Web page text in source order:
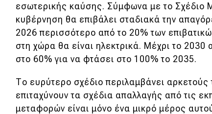
Τεχνολογία
Ασφάλεια
Αγορά
Απόψεις
Test Drive
εσωτερικής καύσης. Σύμφωνα με το Σχέδιο
κυβέρνηση θα επιβάλει σταδιακά την
2026 περισσότερο από το 20% των
στη χώρα θα είναι ηλεκτρικά. Μέχρι το
στο 60% για να φτάσει στο 100% το 2035.
Το ευρύτερο σχέδιο περιλαμβάνει
επιταχύνουν τα σχέδια απαλλαγής από τις
μεταφορών είναι μόνο ένα μικρό μέρος